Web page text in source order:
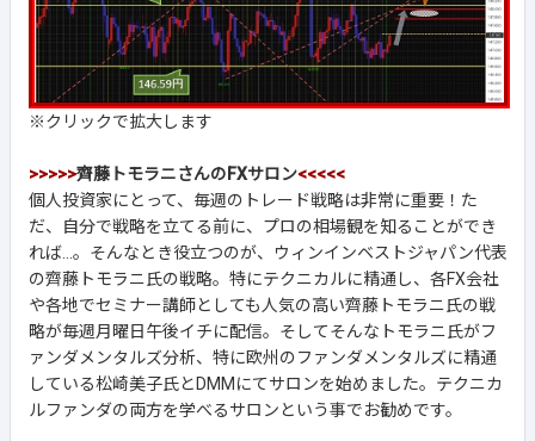
※クリックで拡大します
>>>>>齊藤トモラニさんのFXサロン<<<<<
個人投資家にとって、毎週のトレード戦略は非常に重要！た
だ、自分で戦略を立てる前に、プロの相場観を知ることができ
れば...。そんなとき役立つのが、ウィンインベストジャパン代表
の齊藤トモラニ氏の戦略。特にテクニカルに精通し、各FX会社
や各地でセミナー講師としても人気の高い齊藤トモラニ氏の戦
略が毎週月曜日午後イチに配信。そしてそんなトモラニ氏がフ
ァンダメンタルズ分析、特に欧州のファンダメンタルズに精通
している松崎美子氏とDMMにてサロンを始めました。テクニカ
ルファンダの両方を学べるサロンという事でお勧めです。